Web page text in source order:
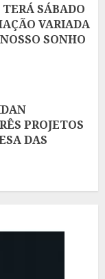
SÁBADO
VARIADA
SONHO
PROJETOS
DAS